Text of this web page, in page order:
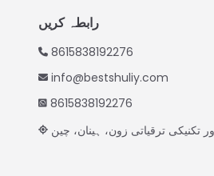
رابطہ کریں
8615838192276
info@bestshuliy.com
8615838192276
تکنیکی ترقیاتی زون، ہینان، چین